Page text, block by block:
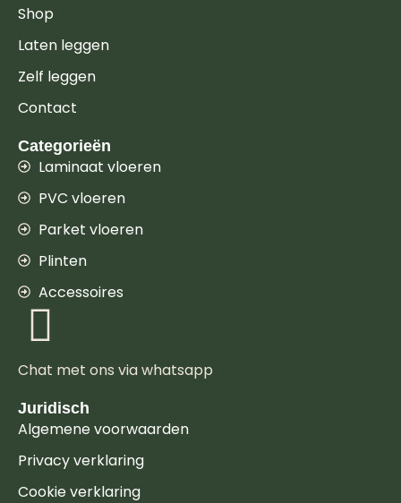
Shop
Laten leggen
Zelf leggen
Contact
Categorieën
Laminaat vloeren
PVC vloeren
Parket vloeren
Plinten
Accessoires
Chat met ons via whatsapp
Juridisch
Algemene voorwaarden
Privacy verklaring
Cookie verklaring